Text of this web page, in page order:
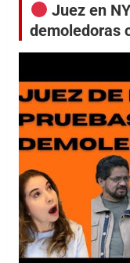
Juez en
demoledoras